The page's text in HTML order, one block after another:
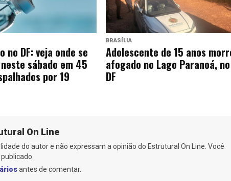
no DF: veja onde se
sábado em 45
por 19
BRASÍLIA
Adolescente de 15 anos
afogado no Lago Paranoá, no
DF
On Line
do autor e não expressam a opinião do Estrutural On Line. Você
antes de comentar.